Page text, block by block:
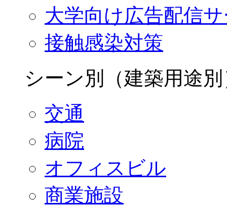
大学向け広告配信
接触感染対策
シーン別（建築用途
交通
病院
オフィスビル
商業施設